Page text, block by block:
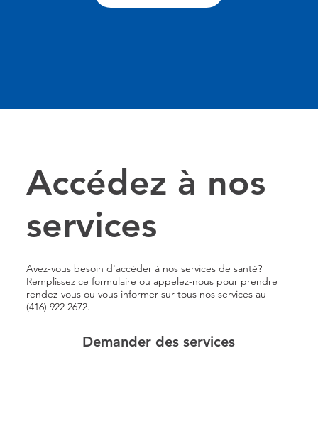
Accédez à nos
services
Avez-vous besoin d'accéder à nos services de santé?
Remplissez ce formulaire ou appelez-nous pour prendre
rendez-vous ou vous informer sur tous nos services au
(416) 922 2672.
Demander des services